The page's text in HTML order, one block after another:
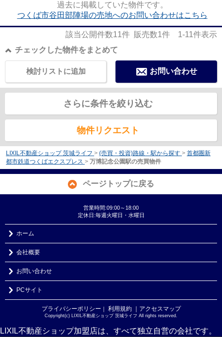
過去に掲載していた物件です。
つくば市谷田部陣場の売地へのお問い合わせはこちら
該当公開件数11件 販売数1件 1-11件表示
チェックした物件をまとめて
お問い合わせ
検討リストに追加
さらに条件を絞り込む
物件リクエスト
LIXIL不動産ショップ 茨城ライフ > (売買・投資)路線・駅から探す > 首都圏新
都市鉄道つくばエクスプレス > 万博記念公園駅の売買物件
ページトップに戻る
営業時間:09:00～18:00
定休日:毎週火曜日・水曜日
ホーム
会社概要
お問い合わせ
PCサイト
プライバシーポリシー ｜ 利用規約 ｜アクセスマップ
Copyright(c) LIXIL不動産ショップ 茨城ライフ All rights reserved.
LIXIL不動産ショップ加盟店は、すべて独立自営の会社です。